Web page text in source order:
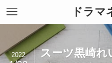
ドラマ
スーツ黒崎れ
2022